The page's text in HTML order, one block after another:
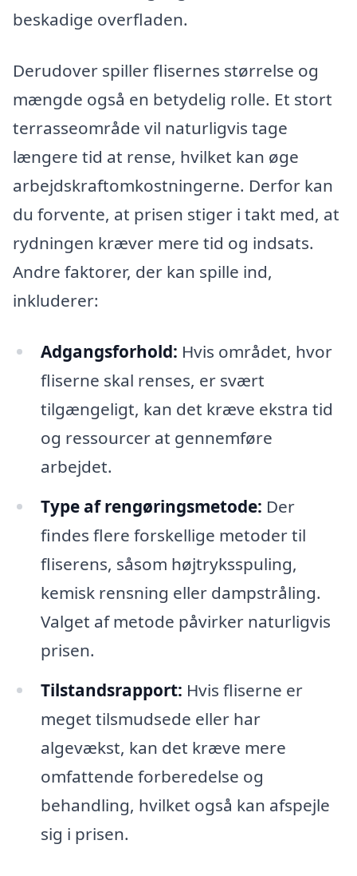
beskadige overfladen.
Derudover spiller flisernes størrelse og
mængde også en betydelig rolle. Et stort
terrasseområde vil naturligvis tage
længere tid at rense, hvilket kan øge
arbejdskraftomkostningerne. Derfor kan
du forvente, at prisen stiger i takt med, at
rydningen kræver mere tid og indsats.
Andre faktorer, der kan spille ind,
inkluderer:
Adgangsforhold: Hvis området, hvor
fliserne skal renses, er svært
tilgængeligt, kan det kræve ekstra tid
og ressourcer at gennemføre
arbejdet.
Type af rengøringsmetode: Der
findes flere forskellige metoder til
fliserens, såsom højtryksspuling,
kemisk rensning eller dampstråling.
Valget af metode påvirker naturligvis
prisen.
Tilstandsrapport: Hvis fliserne er
meget tilsmudsede eller har
algevækst, kan det kræve mere
omfattende forberedelse og
behandling, hvilket også kan afspejle
sig i prisen.